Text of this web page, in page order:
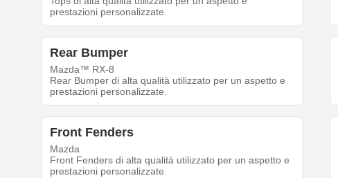
prestazioni personalizzate.
Rear Bumper
Mazda™ RX-8
Rear Bumper di alta qualità utilizzato per un aspetto e
prestazioni personalizzate.
Front Fenders
Mazda
Front Fenders di alta qualità utilizzato per un aspetto e
prestazioni personalizzate.